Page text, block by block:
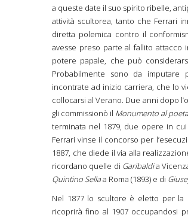
a queste date il suo spirito ribelle,
attività scultorea, tanto che Ferrari
diretta polemica contro il
avesse preso parte al fallito attacco
potere papale, che può
Probabilmente sono da imputare
incontrate ad inizio carriera, che lo
collocarsi al Verano. Due anni dopo
gli commissionò il Monumento al
terminata nel 1879, due opere in
Ferrari vinse il concorso per
1887, che diede il via alla
ricordano quelle di Garibaldia
Quintino Sellaa Roma (1893) e di
Nel 1877 lo scultore è eletto per la
ricoprirà fino al 1907 occupandosi